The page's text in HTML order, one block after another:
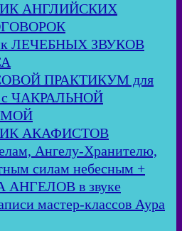
АНГЛИЙСКИХ
ЛЕЧЕБНЫХ ЗВУКОВ
ПРАКТИКУМ для
с ЧАКРАЛЬНОЙ
АКАФИСТОВ
Ангелу-Хранителю,
силам небесным +
в звуке
мастер-классов Аура